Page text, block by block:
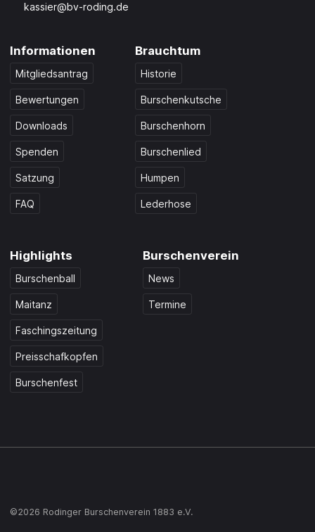
kassier@bv-roding.de
Informationen
Mitgliedsantrag
Bewertungen
Downloads
Spenden
Satzung
FAQ
Brauchtum
Historie
Burschenkutsche
Burschenhorn
Burschenlied
Humpen
Lederhose
Highlights
Burschenball
Maitanz
Faschingszeitung
Preisschafkopfen
Burschenfest
Burschenverein
News
Termine
©2026 Rodinger Burschenverein 1883 e.V.